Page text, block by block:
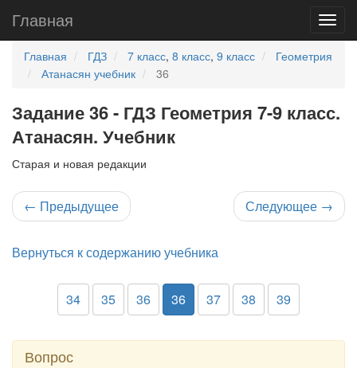
Главная
Главная ГДЗ 7 класс, 8 класс, 9 класс
Геометрия
Атанасян учебник
36
Задание 36 - ГДЗ Геометрия 7-9 класс.
Атанасян. Учебник
Старая и новая редакции
← Предыдущее Следующее →
Вернуться к содержанию учебника
34 35 36 36 37 38 39
Вопрос